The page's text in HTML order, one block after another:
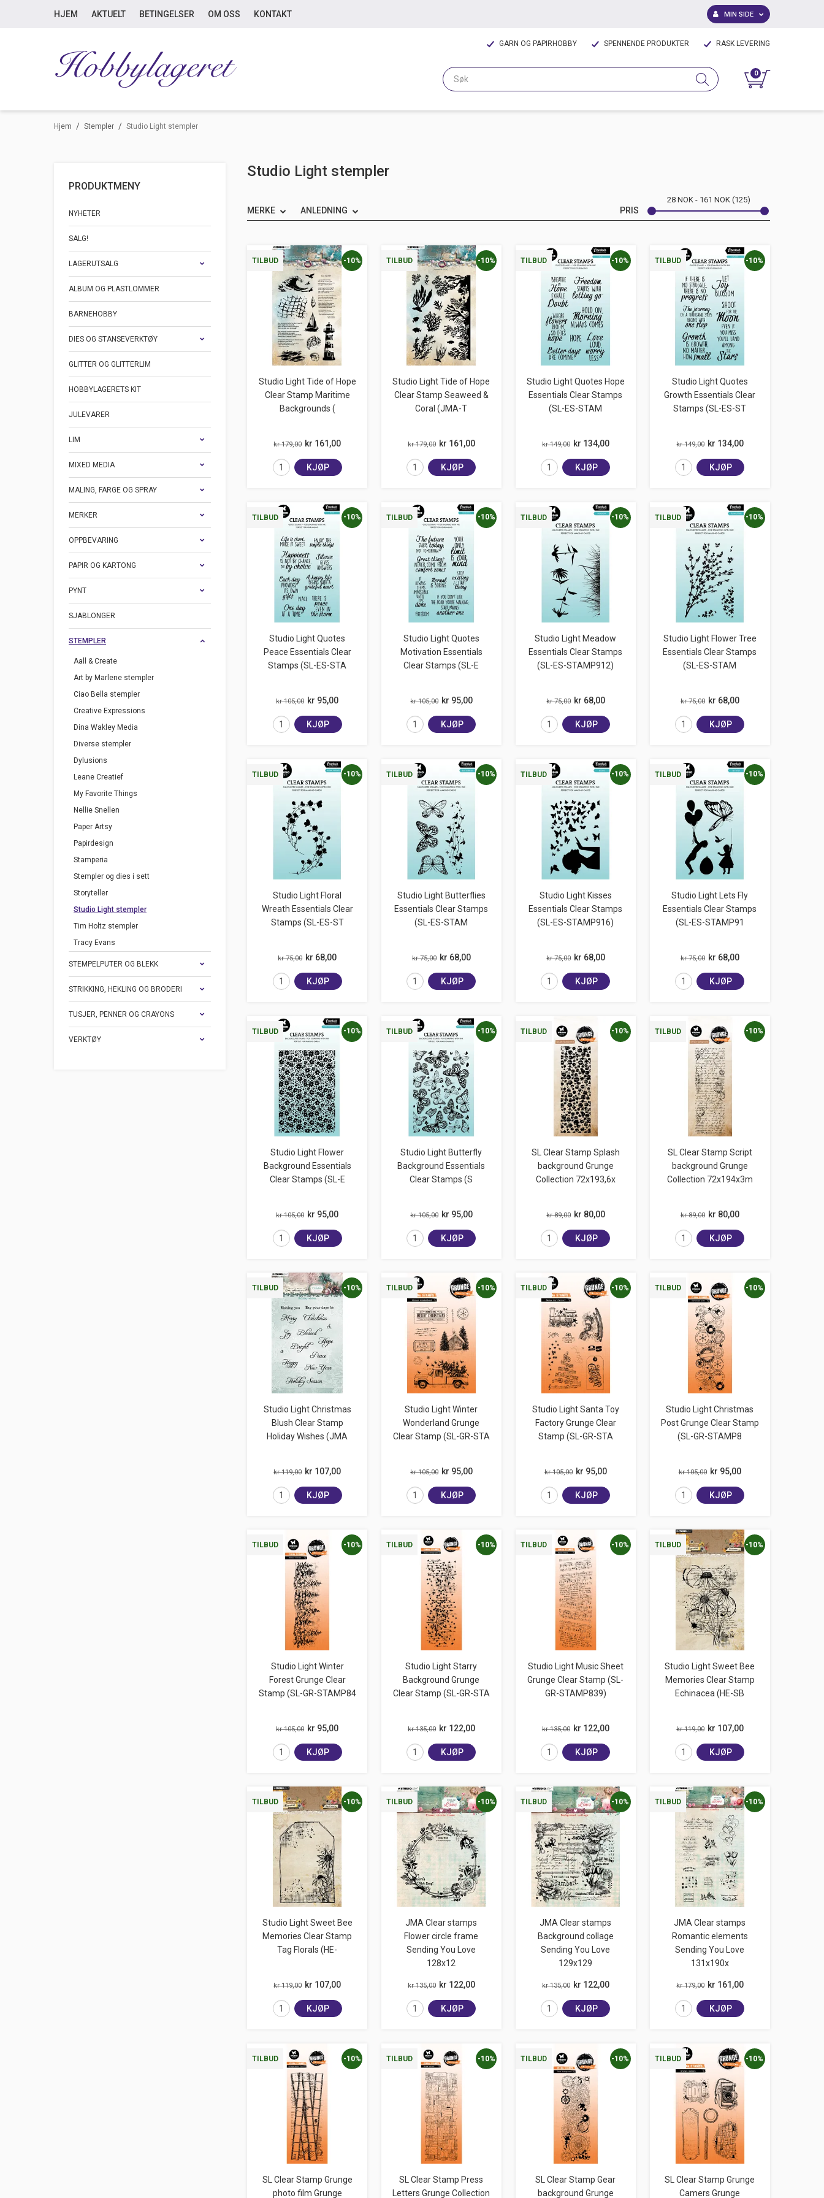
HJEM AKTUELT BETINGELSER OM OSS KONTAKT MIN SIDE
GARN OG PAPIRHOBBY SPENNENDE PRODUKTER RASK LEVERING
0
/
Hjem /
Stempler Studio Light stempler
PRODUKTMENY
NYHETER
SALG!
LAGERUTSALG
ALBUM OG PLASTLOMMER
BARNEHOBBY
DIES OG STANSEVERKTØY
GLITTER OG GLITTERLIM
HOBBYLAGERETS KIT
JULEVARER
LIM
MIXED MEDIA
MALING, FARGE OG SPRAY
MERKER
OPPBEVARING
PAPIR OG KARTONG
PYNT
SJABLONGER
STEMPLER
Aall & Create
Art by Marlene stempler
Ciao Bella stempler
Creative Expressions
Dina Wakley Media
Diverse stempler
Dylusions
Leane Creatief
My Favorite Things
Nellie Snellen
Paper Artsy
Papirdesign
Stamperia
Stempler og dies i sett
Storyteller
Studio Light stempler
Tim Holtz stempler
Tracy Evans
STEMPELPUTER OG BLEKK
STRIKKING, HEKLING OG BRODERI
TUSJER, PENNER OG CRAYONS
VERKTØY
Studio Light stempler
MERKE ANLEDNING PRIS
28 NOK 161 NOK 125
TILBUD
Studio Light Tide of Hope
Clear Stamp Maritime
Backgrounds (
-10%
kr 179,00 kr 161,00
KJØP
TILBUD
Studio Light Tide of Hope
Clear Stamp Seaweed &
Coral (JMA-T
-10%
kr 179,00 kr 161,00
KJØP
TILBUD
Studio Light Quotes Hope
Essentials Clear Stamps
(SL-ES-STAM
-10%
kr 149,00 kr 134,00
KJØP
TILBUD
Studio Light Quotes
Growth Essentials Clear
Stamps (SL-ES-ST
-10%
kr 149,00 kr 134,00
KJØP
TILBUD
Studio Light Quotes
Peace Essentials Clear
Stamps (SL-ES-STA
-10%
kr 105,00 kr 95,00
KJØP
TILBUD
Studio Light Quotes
Motivation Essentials
Clear Stamps (SL-E
-10%
kr 105,00 kr 95,00
KJØP
TILBUD
Studio Light Meadow
Essentials Clear Stamps
(SL-ES-STAMP912)
-10%
kr 75,00 kr 68,00
KJØP
TILBUD
Studio Light Flower Tree
Essentials Clear Stamps
(SL-ES-STAM
-10%
kr 75,00 kr 68,00
KJØP
TILBUD
Studio Light Floral
Wreath Essentials Clear
Stamps (SL-ES-ST
-10%
kr 75,00 kr 68,00
KJØP
TILBUD
Studio Light Butterflies
Essentials Clear Stamps
(SL-ES-STAM
-10%
kr 75,00 kr 68,00
KJØP
TILBUD
Studio Light Kisses
Essentials Clear Stamps
(SL-ES-STAMP916)
-10%
kr 75,00 kr 68,00
KJØP
TILBUD
Studio Light Lets Fly
Essentials Clear Stamps
(SL-ES-STAMP91
-10%
kr 75,00 kr 68,00
KJØP
TILBUD
Studio Light Flower
Background Essentials
Clear Stamps (SL-E
-10%
kr 105,00 kr 95,00
KJØP
TILBUD
Studio Light Butterfly
Background Essentials
Clear Stamps (S
-10%
kr 105,00 kr 95,00
KJØP
TILBUD
SL Clear Stamp Splash
background Grunge
Collection 72x193,6x
-10%
kr 89,00 kr 80,00
KJØP
TILBUD
SL Clear Stamp Script
background Grunge
Collection 72x194x3m
-10%
kr 89,00 kr 80,00
KJØP
TILBUD
Studio Light Christmas
Blush Clear Stamp
Holiday Wishes (JMA
-10%
kr 119,00 kr 107,00
KJØP
TILBUD
Studio Light Winter
Wonderland Grunge
Clear Stamp (SL-GR-STA
-10%
kr 105,00 kr 95,00
KJØP
TILBUD
Studio Light Santa Toy
Factory Grunge Clear
Stamp (SL-GR-STA
-10%
kr 105,00 kr 95,00
KJØP
TILBUD
Studio Light Christmas
Post Grunge Clear Stamp
(SL-GR-STAMP8
-10%
kr 105,00 kr 95,00
KJØP
TILBUD
Studio Light Winter
Forest Grunge Clear
Stamp (SL-GR-STAMP84
-10%
kr 105,00 kr 95,00
KJØP
TILBUD
Studio Light Starry
Background Grunge
Clear Stamp (SL-GR-STA
-10%
kr 135,00 kr 122,00
KJØP
TILBUD
Studio Light Music Sheet
Grunge Clear Stamp (SL-
GR-STAMP839)
-10%
kr 135,00 kr 122,00
KJØP
TILBUD
Studio Light Sweet Bee
Memories Clear Stamp
Echinacea (HE-SB
-10%
kr 119,00 kr 107,00
KJØP
TILBUD
Studio Light Sweet Bee
Memories Clear Stamp
Tag Florals (HE-
-10%
kr 119,00 kr 107,00
KJØP
TILBUD
JMA Clear stamps
Flower circle frame
Sending You Love
128x12
-10%
kr 135,00 kr 122,00
KJØP
TILBUD
JMA Clear stamps
Background collage
Sending You Love
129x129
-10%
kr 135,00 kr 122,00
KJØP
TILBUD
JMA Clear stamps
Romantic elements
Sending You Love
131x190x
-10%
kr 179,00 kr 161,00
KJØP
TILBUD
SL Clear Stamp Grunge
photo film Grunge
-10% TILBUD
SL Clear Stamp Press
Letters Grunge Collection
-10% TILBUD
SL Clear Stamp Gear
background Grunge
-10% TILBUD
SL Clear Stamp Grunge
Camers Grunge
-10%